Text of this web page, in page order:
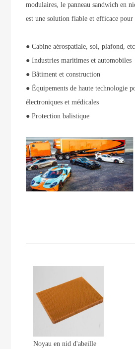
modulaires, le panneau sandwich en
est une solution fiable et efficace pour
● Cabine aérospatiale, sol, plafond,
● Industries maritimes et automobiles
● Bâtiment et construction
● Équipements de haute technologie
électroniques et médicales
● Protection balistique
Noyau en nid d'abeille